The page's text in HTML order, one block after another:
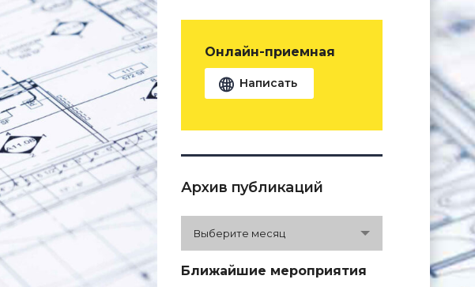
Онлайн-приемная
Написать
Архив публикаций
публикаций
Выберите месяц
Ближайшие мероприятия